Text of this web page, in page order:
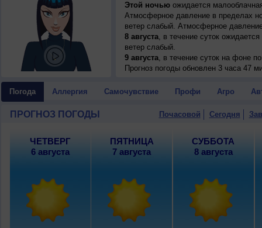
Этой ночьюожидается
Атмосферное давление в пределах
ветер слабый. Атмосферное
8 августа, в течение суток
ветер слабый.
9 августа, в течение суток на фоне
переменная облачность; ночью
10 августа
, ожидается переменная
Прогноз погоды обновлен 3 часа 47
Погода Аллергия Самочувствие Профи Агро
ПРОГНОЗ ПОГОДЫ Почасовой Сегодня
ЧЕТВЕРГ
6 августа
ПЯТНИЦА
7 августа
СУББОТА
8 августа